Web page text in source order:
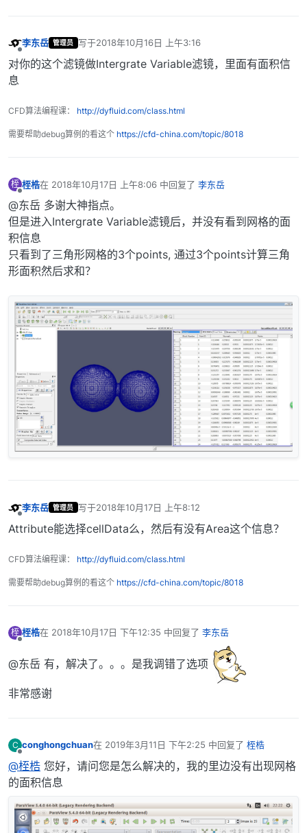
李东岳 管理员 写于2018年10月16日 上午3:16
最后由 编辑
对你的这个滤镜做Intergrate Variable滤镜，里面有面积信
息
CFD算法编程课： http://dyfluid.com/class.html
需要帮助debug算例的看这个 https://cfd-china.com/topic/8018
桎
离线
桎梏在 2018年10月17日 上午8:06 中回复了 李东岳
最后由 编辑
@东岳 多谢大神指点。
但是进入Intergrate Variable滤镜后，并没有看到网格的面
积信息
只看到了三角形网格的3个points, 通过3个points计算三角
形面积然后求和？
李东岳 管理员 写于2018年10月17日 上午8:12
最后由 编辑
Attribute能选择cellData么，然后有没有Area这个信息？
CFD算法编程课： http://dyfluid.com/class.html
需要帮助debug算例的看这个 https://cfd-china.com/topic/8018
桎 桎梏在 2018年10月17日 下午12:35 中回复了 李东岳
最后由 编辑
@东岳 有，解决了。。。是我调错了选项
非常感谢
C conghongchuan在 2019年3月11日 下午2:25 中回复了 桎梏
最后由 编辑
@桎梏 您好，请问您是怎么解决的，我的里边没有出现网格
的面积信息